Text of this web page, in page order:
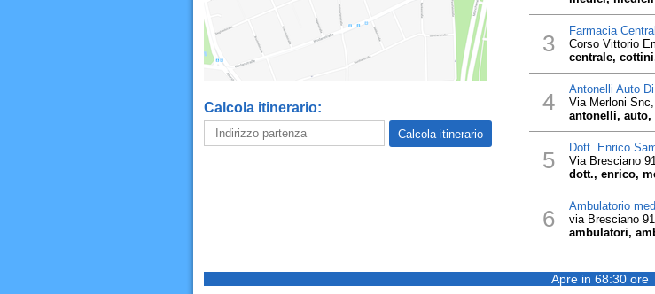
Calcola itinerario:
3 Farmacia
Corso Vittorio
centrale,
4 Antonelli Auto
Via Merloni
antonelli, auto,
5 Dott. Enrico
Via Bresciano
dott., enrico,
6 Ambulatorio
via Bresciano
ambulatori,
Apre in 68:30 ore